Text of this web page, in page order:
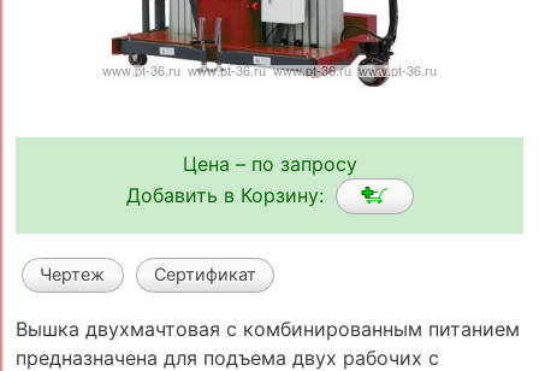
Цена – по запросу
Добавить в Корзину:
Чертеж Сертификат
Вышка двухмачтовая с комбинированным питанием
предназначена для подъема двух рабочих с